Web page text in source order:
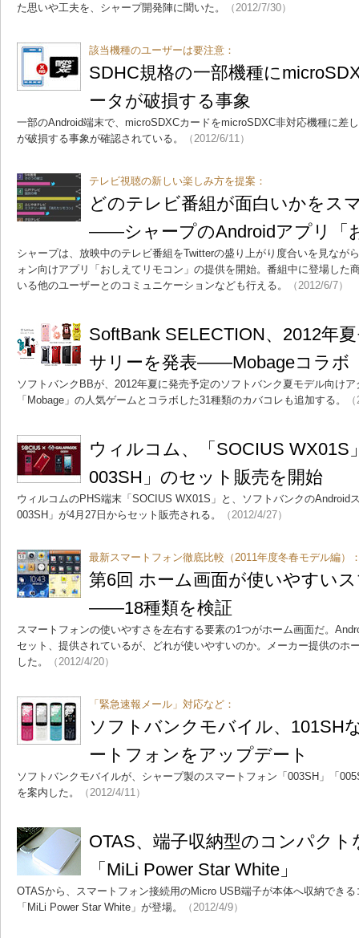
た思いや工夫を、シャープ開発陣に聞いた。
（2012/7/30）
該当機種のユーザーは要注意：
SDHC規格の一部機種に
ータが破損する事象
一部のAndroid端末で、microSDXCカードをmicroSDXC非対応機種に差
が破損する事象が確認されている。
（2012/6/11）
テレビ視聴の新しい楽しみ方を提案：
どのテレビ番組が面白いかをス
――シャープのAndroidアプリ「
シャープは、放映中のテレビ番組をTwitterの盛り上がり度合いを見なが
ォン向けアプリ「おしえてリモコン」の提供を開始。番組中に登場した
いる他のユーザーとのコミュニケーションなども行える。
（2012/6/7）
SoftBank SELECTION、2012年
サリーを発表――Mobageコラボ
ソフトバンクBBが、2012年夏に発売予定のソフトバンク夏モデル向け
「Mobage」の人気ゲームとコラボした31種類のカバコレも追加する。
ウィルコム、「SOCIUS WX01S
003SH」のセット販売を開始
ウィルコムのPHS端末「SOCIUS WX01S」と、ソフトバンクのAndroid
003SH」が4月27日からセット販売される。
（2012/4/27）
最新スマートフォン徹底比較（2011年度冬春モデル編）
第6回 ホーム画面が使いやすい
――18種類を検証
スマートフォンの使いやすさを左右する要素の1つがホーム画面だ。
セット、提供されているが、どれが使いやすいのか。メーカー提供のホ
した。
（2012/4/20）
「緊急速報メール」対応など：
ソフトバンクモバイル、101SH
ートフォンをアップデート
ソフトバンクモバイルが、シャープ製のスマートフォン「003SH」「
を案内した。
（2012/4/11）
OTAS、端子収納型のコンパク
「MiLi Power Star White」
OTASから、スマートフォン接続用のMicro USB端子が本体へ収納でき
「MiLi Power Star White」が登場。
（2012/4/9）